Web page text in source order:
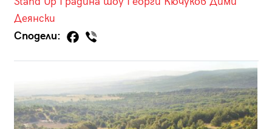
Деянски
Сподели: